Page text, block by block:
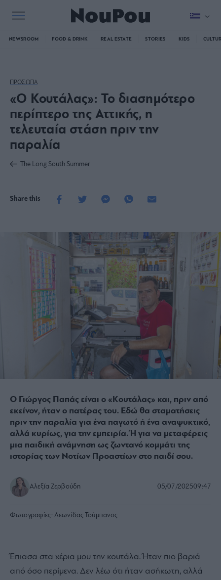
NEWSROOM FOOD & DRINK REAL ESTATE STORIES KIDS
ΠΡΟΣΩΠΑ
«Ο Κουτάλας»: Το διασημότερο
περίπτερο της Αττικής, η
τελευταία στάση πριν την
παραλία
The Long South Summer
Share this
Ο Γιώργος Παπάς είναι ο «Κουτάλας» και, πριν από
εκείνον, ήταν ο πατέρας του. Εδώ θα σταματήσεις
πριν την παραλία για ένα παγωτό ή ένα αναψυκτικό,
αλλά κυρίως, για την εμπειρία. Ή για να μεταφέρεις
μια παιδική ανάμνηση ως ζωντανό κομμάτι της
ιστορίας των Νοτίων Προαστίων στο παιδί σου.
Αλεξία Ζερβούδη 05/07/202509:47
Φωτογραφίες: Λεωνίδας Τούμπανος
Έπιασα στα χέρια μου την κουτάλα. Ήταν πιο βαριά
από όσο περίμενα. Δεν λέω ότι ήταν ασήκωτη, αλλά